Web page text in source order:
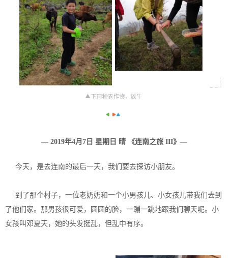
— 2019年4月7日 星期日 晴 《连南之旅 III》—
今天，是去连南的最后一天，我们要去探访小朋友。
到了那个村子，一位老奶奶和一个小男孩儿、小女孩儿带我们去到
了他们家。那男孩很可爱，圆圆的脸，一蹦一跳地跟我们聊天呢。小
女孩叫邓夏天，她的头发挺乱，但乱中有序。